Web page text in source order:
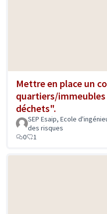
Mettre en place un
quartiers/
déchets".
SEP Esaip, Ecole
des risques
0
1